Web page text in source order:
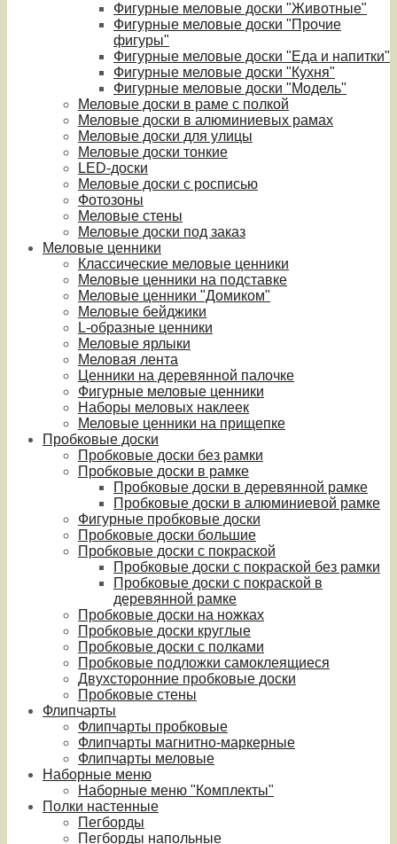
Фигурные меловые доски "Животные"
Фигурные меловые доски "Прочие
фигуры"
Фигурные меловые доски "Еда и напитки"
Фигурные меловые доски "Кухня"
Фигурные меловые доски "Модель"
Меловые доски в раме с полкой
Меловые доски в алюминиевых рамах
Меловые доски для улицы
Меловые доски тонкие
LED-доски
Меловые доски с росписью
Фотозоны
Меловые стены
Меловые доски под заказ
Меловые ценники
Классические меловые ценники
Меловые ценники на подставке
Меловые ценники "Домиком"
Меловые бейджики
L-образные ценники
Меловые ярлыки
Меловая лента
Ценники на деревянной палочке
Фигурные меловые ценники
Наборы меловых наклеек
Меловые ценники на прищепке
Пробковые доски
Пробковые доски без рамки
Пробковые доски в рамке
Пробковые доски в деревянной рамке
Пробковые доски в алюминиевой рамке
Фигурные пробковые доски
Пробковые доски большие
Пробковые доски с покраской
Пробковые доски с покраской без рамки
Пробковые доски с покраской в
деревянной рамке
Пробковые доски на ножках
Пробковые доски круглые
Пробковые доски с полками
Пробковые подложки самоклеящиеся
Двухсторонние пробковые доски
Пробковые стены
Флипчарты
Флипчарты пробковые
Флипчарты магнитно-маркерные
Флипчарты меловые
Наборные меню
Наборные меню "Комплекты"
Полки настенные
Пегборды
Пегборды напольные